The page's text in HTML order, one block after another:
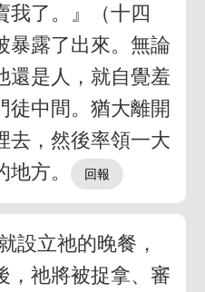
我了。』（十四
暴露了出來。無論
還是人，就自覺羞
徒中間。猶大離開
去，然後率領一大
方。
設立祂的晚餐，
，祂將被捉拿、審